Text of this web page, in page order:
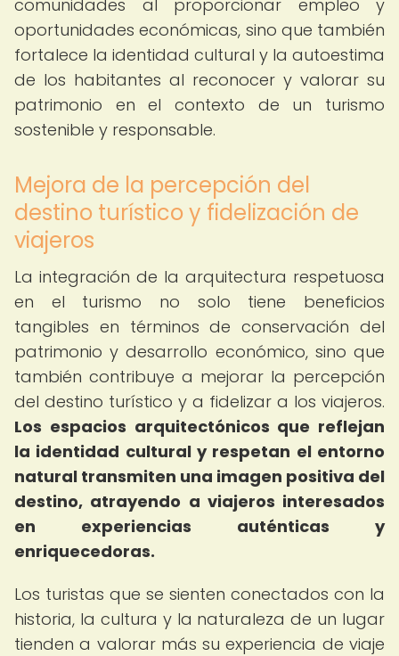
comunidades al proporcionar empleo y
oportunidades económicas, sino que también
fortalece la identidad cultural y la autoestima
de los habitantes al reconocer y valorar su
patrimonio en el contexto de un turismo
sostenible y responsable.
Mejora de la percepción del
destino turístico y fidelización de
viajeros
La integración de la arquitectura respetuosa
en el turismo no solo tiene beneficios
tangibles en términos de conservación del
patrimonio y desarrollo económico, sino que
también contribuye a mejorar la percepción
del destino turístico y a fidelizar a los viajeros.
Los espacios arquitectónicos que reflejan
la identidad cultural y respetan el entorno
natural transmiten una imagen positiva del
destino, atrayendo a viajeros interesados
en experiencias auténticas y
enriquecedoras.
Los turistas que se sienten conectados con la
historia, la cultura y la naturaleza de un lugar
tienden a valorar más su experiencia de viaje